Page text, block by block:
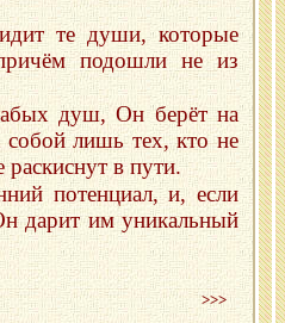
те души, которые
подошли не из
душ, Он берёт на
собой лишь тех, кто не
раскиснут в пути.
потенциал, и, если
дарит им уникальный
>>>